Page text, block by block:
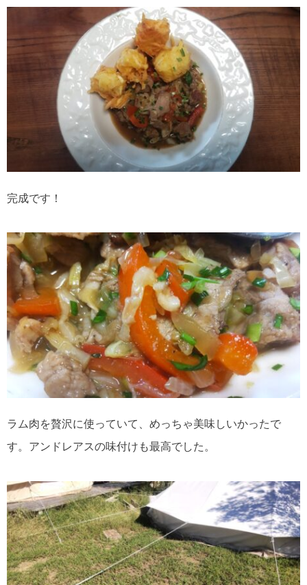
完成です！
ラム肉を贅沢に使っていて、めっちゃ美味しいかったで
す。アンドレアスの味付けも最高でした。